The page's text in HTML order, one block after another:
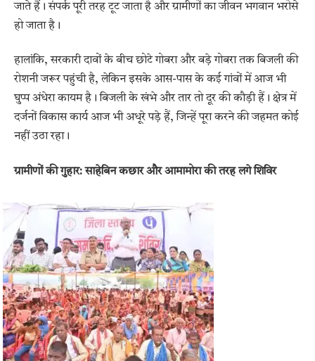
जाते हैं। संपर्क पूरी तरह टूट जाता है और ग्रामीणों का जीवन भगवान भरोसे
हो जाता है।
हालांकि, सरकारी दावों के बीच छोटे गोबरा और बड़े गोबरा तक बिजली की
रोशनी जरूर पहुंची है, लेकिन इसके आस-पास के कई गांवों में आज भी
घुप्प अंधेरा कायम है। बिजली के खंभे और तार तो दूर की कौड़ी हैं। क्षेत्र में
दर्जनों विकास कार्य आज भी अधूरे पड़े हैं, जिन्हें पूरा करने की जहमत कोई
नहीं उठा रहा।
ग्रामीणों की गुहार: साहेबिन कछार और आमामोरा की तरह लगे शिविर